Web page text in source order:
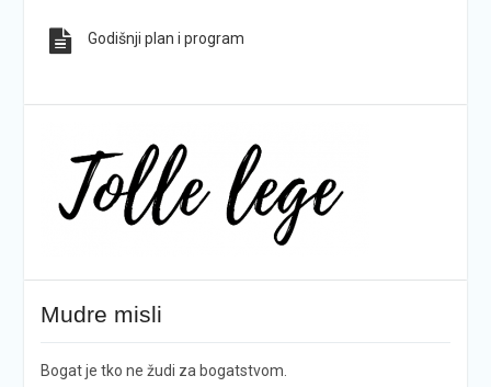
Godišnji plan i program
Mudre misli
Bogat je tko ne žudi za bogatstvom.